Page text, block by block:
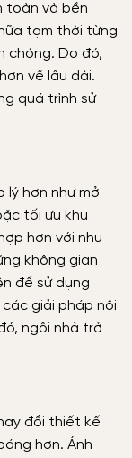
toàn và bền
tạm thời từng
chóng. Do đó,
về lâu dài.
quá trình sử
lý hơn như mở
tối ưu khu
hơn với nhu
không gian
để sử dụng
giải pháp nội
ngôi nhà trở
đổi thiết kế
hơn. Ánh